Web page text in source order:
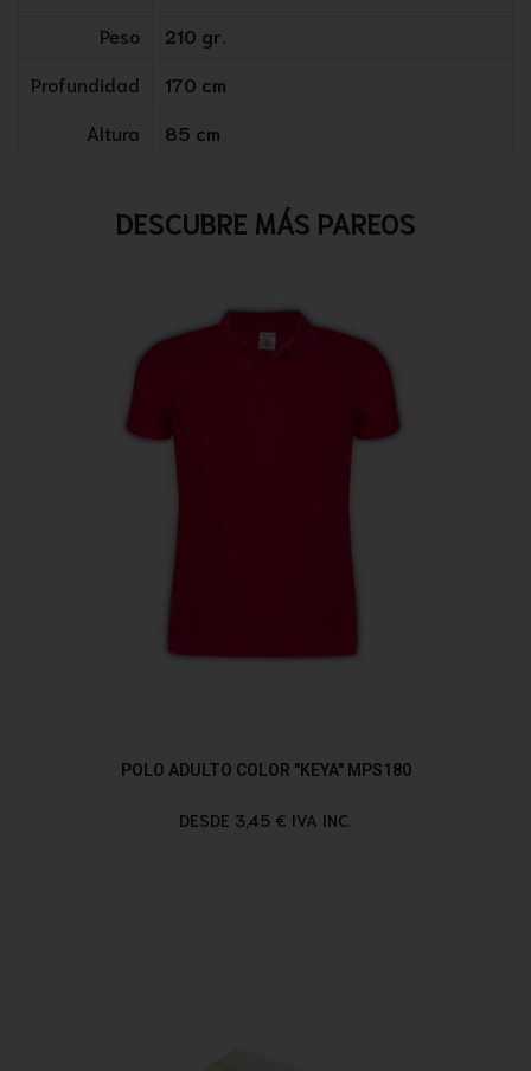
Peso
210 gr.
Profundidad
170 cm
Altura
85 cm
DESCUBRE MÁS PAREOS
POLO ADULTO COLOR "KEYA" MPS180
DESDE 3,45 € IVA INC.